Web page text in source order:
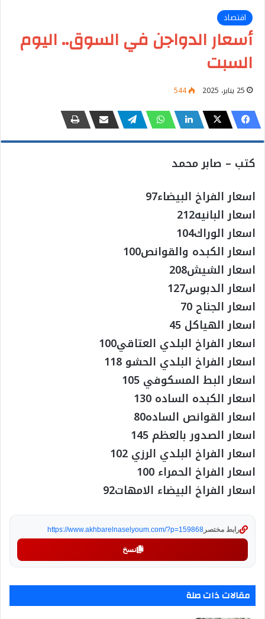
اقتصاد
أسعار الدواجن في السوق.. اليوم
السبت
25 يناير، 2025 544
كتب – صابر محمد
اسعار الفراخ البيضاء97
اسعار البانيه212
اسعار الوراك104
اسعار الكبده والقوانص100
اسعار الشيش208
اسعار الدبوس127
اسعار الجناح 70
اسعار الهياكل 45
اسعار الفراخ البلدي العتاقي100
اسعار الفراخ البلدي الحشو 118
اسعار البط المسكوفي 105
اسعار الكبده الساده 130
اسعار القوانص الساده80
اسعار الصدور بالعظم 145
اسعار الفراخ البلدي الرزي 102
اسعار الفراخ الحمراء 100
اسعار الفراخ البيضاء الامهات92
رابط مختصر https://www.akhbarelnaselyoum.com/?p=159868
نسخ
مقالات ذات صلة